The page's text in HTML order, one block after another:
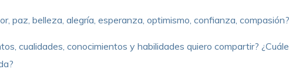
paz, belleza, alegría, esperanza, optimismo, confianza, compasión?
cualidades, conocimientos y habilidades quiero compartir?